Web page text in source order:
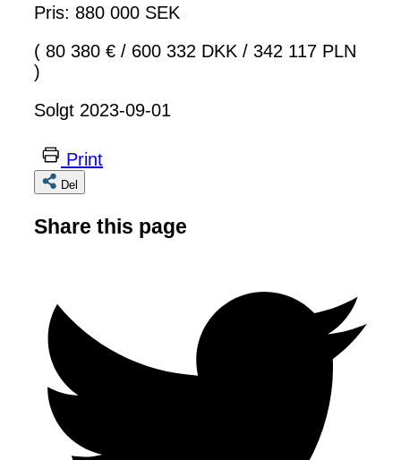
Pris: 880 000 SEK
( 80 380 € / 600 332 DKK / 342 117 PLN
)
Solgt 2023-09-01
Print
Del
Share this page